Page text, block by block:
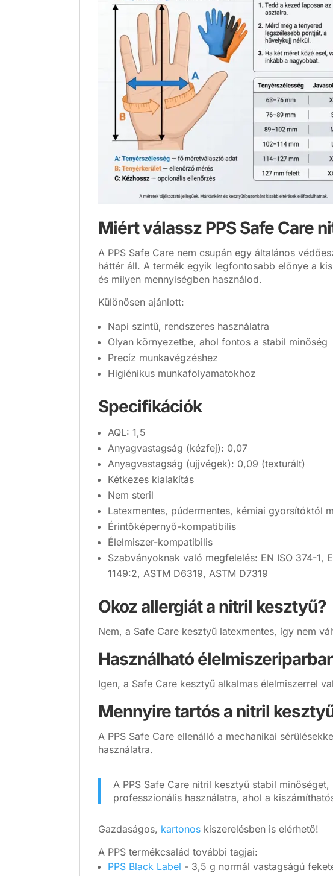
Miért válassz PPS Safe Care
A PPS Safe Care nem csupán egy általános
háttér áll. A termék egyik legfontosabb előnye a
és milyen mennyiségben használod.
Különösen ajánlott:
Napi szintű, rendszeres használatra
Olyan környezetbe, ahol fontos a stabil minőség
Precíz munkavégzéshez
Higiénikus munkafolyamatokhoz
Specifikációk
AQL: 1,5
Anyagvastagság (kézfej): 0,07
Anyagvastagság (ujjvégek): 0,09 (texturált)
Kétkezes kialakítás
Nem steril
Latexmentes, púdermentes, kémiai gyorsítóktól
Érintőképernyő-kompatibilis
Élelmiszer-kompatibilis
Szabványoknak való megfelelés: EN ISO 374-1,
1149:2, ASTM D6319, ASTM D7319
Okoz allergiát a nitril kesztyű?
Nem, a Safe Care kesztyű latexmentes, így nem
Használható
Igen, a Safe Care kesztyű alkalmas élelmiszerrel
Mennyire tartós a nitril
A PPS Safe Care ellenálló a mechanikai
használatra.
A PPS Safe Care nitril kesztyű stabil
professzionális használatra, ahol a
Gazdaságos, kartonos kiszerelésben is elérhető!
A PPS termékcsalád további tagjai:
PPS Black Label - 3,5 g normál vastagságú